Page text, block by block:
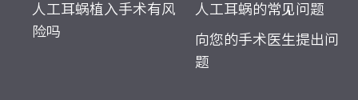
人工耳蜗植入手术有风
险吗
人工耳蜗的常见问题
向您的手术医生提出问
题